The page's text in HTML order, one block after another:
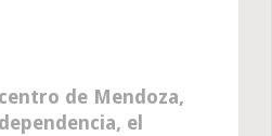
de Mendoza,
el